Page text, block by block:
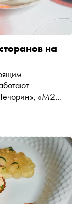
на
«М2
Bistro».